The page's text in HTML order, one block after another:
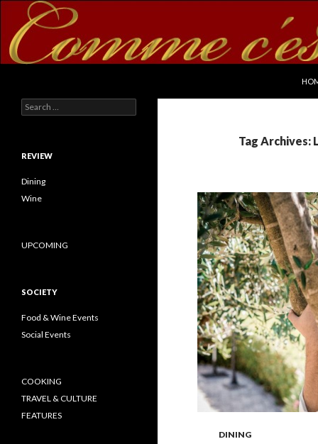
Tag Archives:
DINING
Search for:
REVIEW
Dining
Wine
UPCOMING
SOCIETY
Food & Wine Events
Social Events
COOKING
TRAVEL & CULTURE
FEATURES